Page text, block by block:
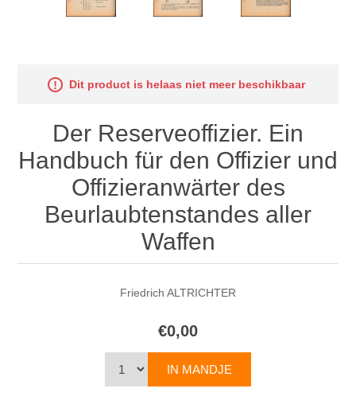
Dit product is helaas niet meer beschikbaar
Der Reserveoffizier. Ein
Handbuch für den Offizier und
Offizieranwärter des
Beurlaubtenstandes aller
Waffen
Friedrich ALTRICHTER
€0,00